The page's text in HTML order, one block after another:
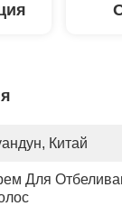
Китай
Для